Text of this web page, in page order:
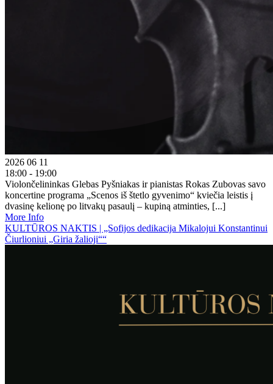
2026 06 11
18:00 - 19:00
Violončelininkas Glebas Pyšniakas ir pianistas Rokas Zubovas savo
koncertine programa „Scenos iš štetlo gyvenimo“ kviečia leistis į
dvasinę kelionę po litvakų pasaulį – kupiną atminties, [...]
More Info
KULTŪROS NAKTIS | „Sofijos dedikacija Mikalojui Konstantinui
Čiurlioniui „Giria žalioji““